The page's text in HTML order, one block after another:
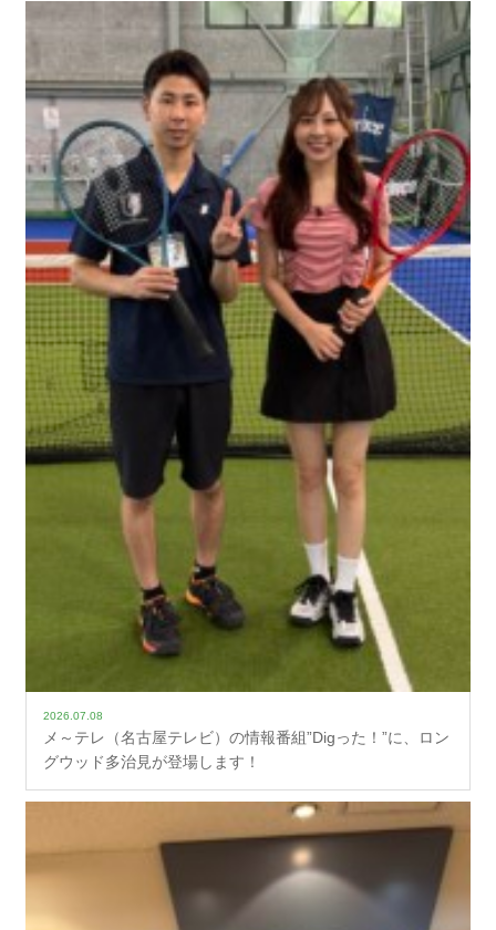
2026.07.08
メ～テレ（名古屋テレビ）の情報番組”Digった！”に、ロン
グウッド多治見が登場します！